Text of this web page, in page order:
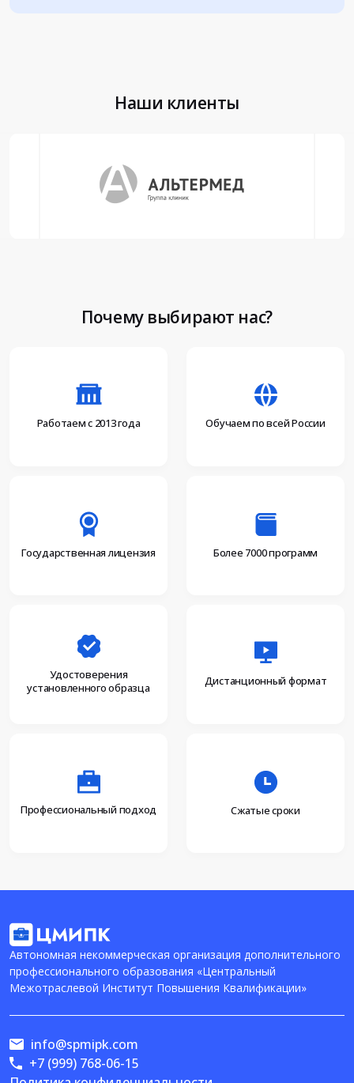
Наши клиенты
Почему выбирают нас?
Работаем с 2013 года Обучаем по всей России
Государственная лицензия Более 7000 программ
Удостоверения
установленного образца
Дистанционный формат
Профессиональный подход Сжатые сроки
Автономная некоммерческая организация дополнительного
профессионального образования «Центральный
Межотраслевой Институт Повышения Квалификации»
info@spmipk.com
+7 (999) 768-06-15